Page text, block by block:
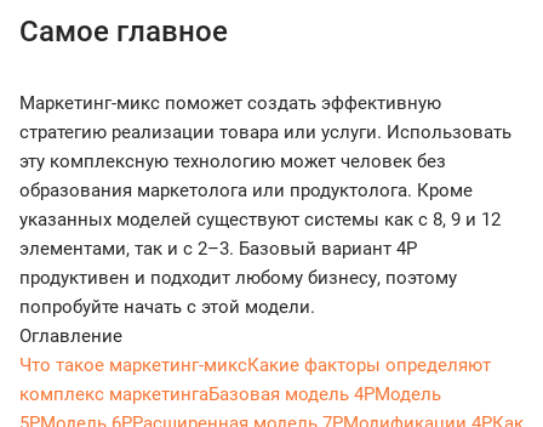
Самое главное
Маркетинг-микс поможет создать эффективную
стратегию реализации товара или услуги. Использовать
эту комплексную технологию может человек без
образования маркетолога или продуктолога. Кроме
указанных моделей существуют системы как с 8, 9 и 12
элементами, так и с 2–3. Базовый вариант 4P
продуктивен и подходит любому бизнесу, поэтому
попробуйте начать с этой модели.
Оглавление
Что такое маркетинг-миксКакие факторы определяют
комплекс маркетингаБазовая модель 4РМодель